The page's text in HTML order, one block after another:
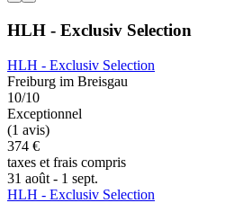
HLH - Exclusiv Selection
HLH - Exclusiv Selection
Freiburg im Breisgau
10/10
Exceptionnel
(1 avis)
374 €
taxes et frais compris
31 août - 1 sept.
HLH - Exclusiv Selection